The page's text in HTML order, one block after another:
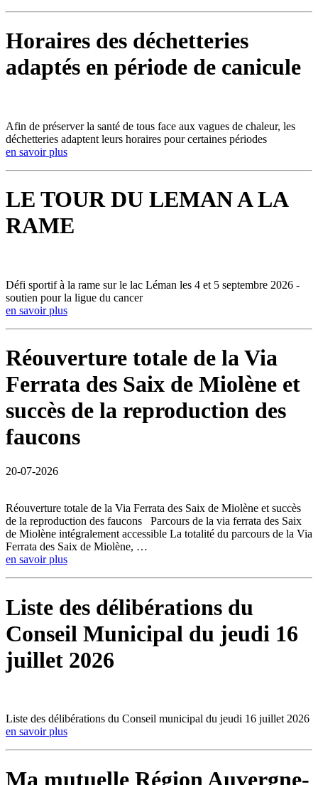
Horaires des déchetteries
adaptés en période de canicule
Afin de préserver la santé de tous face aux vagues de chaleur, les
déchetteries adaptent leurs horaires pour certaines périodes
en savoir plus
LE TOUR DU LEMAN A LA
RAME
Défi sportif à la rame sur le lac Léman les 4 et 5 septembre 2026 -
soutien pour la ligue du cancer
en savoir plus
Réouverture totale de la Via
Ferrata des Saix de Miolène et
succès de la reproduction des
faucons
20-07-2026
Réouverture totale de la Via Ferrata des Saix de Miolène et succès
de la reproduction des faucons Parcours de la via ferrata des Saix
de Miolène intégralement accessible La totalité du parcours de la Via
Ferrata des Saix de Miolène, …
en savoir plus
Liste des délibérations du
Conseil Municipal du jeudi 16
juillet 2026
Liste des délibérations du Conseil municipal du jeudi 16 juillet 2026
en savoir plus
Ma mutuelle Région Auvergne-